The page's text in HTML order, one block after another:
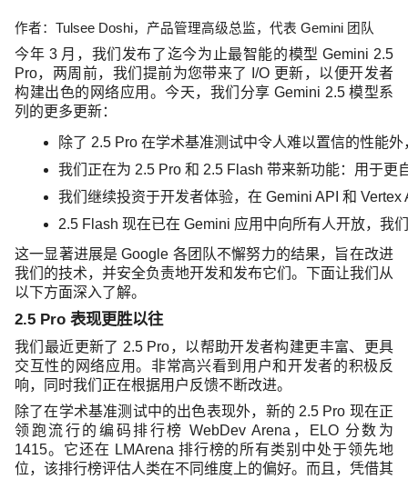
作者：Tulsee Doshi，产品管理高级总监，代表 Gemini 团队
今年 3 月，我们发布了迄今为止最智能的模型 Gemini 2.5
Pro，两周前，我们提前为您带来了 I/O 更新，以便开发者
构建出色的网络应用。今天，我们分享 Gemini 2.5 模型系
列的更多更新：
除了 2.5 Pro 在学术基准测试中令人难以置信的性能
我们正在为 2.5 Pro 和 2.5 Flash 带来新功能：用于
我们继续投资于开发者体验，在 Gemini API 和
2.5 Flash 现在已在 Gemini 应用中向所有人开放，我
这一显著进展是 Google 各团队不懈努力的结果，旨在改进
我们的技术，并安全负责地开发和发布它们。下面让我们从
以下方面深入了解。
2.5 Pro 表现更胜以往
我们最近更新了 2.5 Pro，以帮助开发者构建更丰富、更具
交互性的网络应用。非常高兴看到用户和开发者的积极反
响，同时我们正在根据用户反馈不断改进。
除了在学术基准测试中的出色表现外，新的 2.5 Pro 现在正
领跑流行的编码排行榜 WebDev Arena，ELO 分数为
1415。它还在 LMArena 排行榜的所有类别中处于领先地
位，该排行榜评估人类在不同维度上的偏好。而且，凭借其